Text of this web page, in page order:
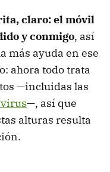
claro: el móvil
y conmigo, así
más ayuda en ese
ahora todo trata
—incluidas las
—, así que
alturas resulta